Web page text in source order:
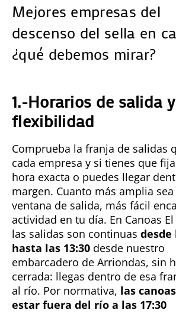
Mejores empresas del
descenso del sella en
¿qué debemos mirar?
1.-Horarios de salida y
flexibilidad
Comprueba la franja de salidas
cada empresa y si tienes que
hora exacta o puedes llegar
margen. Cuanto más amplia sea
ventana de salida, más fácil
actividad en tu día. En Canoas
las salidas son continuasdesde
hasta las 13:30 desde nuestro
embarcadero de Arriondas, sin
cerrada: llegas dentro de esa
al río. Por normativa, las
estar fuera del río a las 17:30